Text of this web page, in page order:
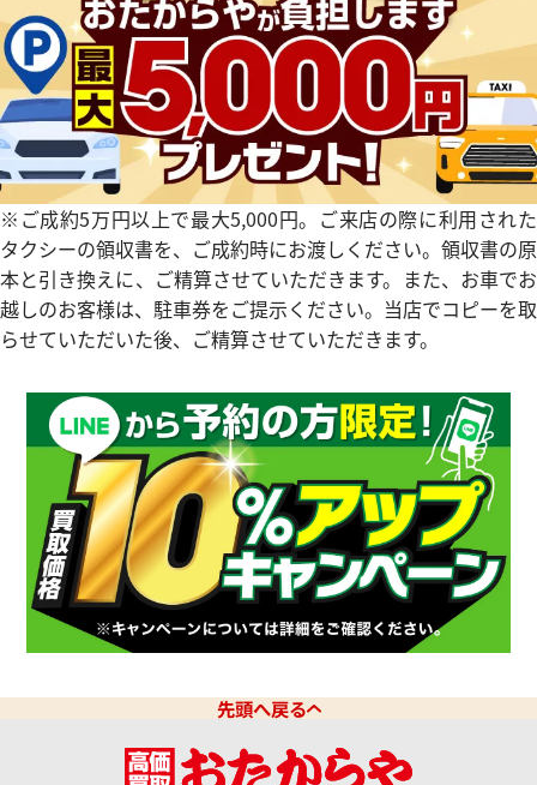
スター 2501.83
9日時点の参考買取価格です
オメガ デ・ヴィル プレステ
131,000円
※2026年5月27日時点の参考
※ご成約5万円以上で最大5,000円。ご来店の際に利用された
タクシーの領収書を、ご成約時にお渡しください。領収書の原
本と引き換えに、ご精算させていただきます。また、お車でお
越しのお客様は、駐車券をご提示ください。当店でコピーを取
らせていただいた後、ご精算させていただきます。
先頭へ戻る